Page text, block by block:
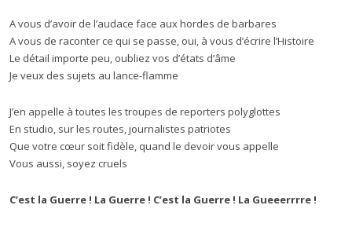
A vous d’avoir de l’audace face aux hordes de barbares
A vous de raconter ce qui se passe, oui, à vous d’écrire l’Histoire
Le détail importe peu, oubliez vos d’états d’âme
Je veux des sujets au lance-flamme
J’en appelle à toutes les troupes de reporters polyglottes
En studio, sur les routes, journalistes patriotes
Que votre cœur soit fidèle, quand le devoir vous appelle
Vous aussi, soyez cruels
C’est la Guerre ! La Guerre ! C’est la Guerre ! La Gueeerrrre !